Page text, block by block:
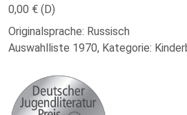
0,00 € (D)
Originalsprache: Russisch
Auswahlliste 1970, Kategorie: